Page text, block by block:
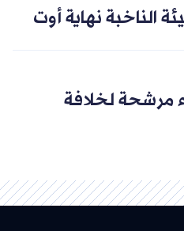
الناخبة نهاية أوت
مرشحة لخلافة